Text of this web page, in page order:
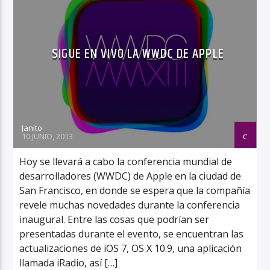
SIGUE EN VIVO LA WWDC DE APPLE
Janito
10 JUNIO, 2013
Hoy se llevará a cabo la conferencia mundial de
desarrolladores (WWDC) de Apple en la ciudad de
San Francisco, en donde se espera que la compañía
revele muchas novedades durante la conferencia
inaugural. Entre las cosas que podrían ser
presentadas durante el evento, se encuentran las
actualizaciones de iOS 7, OS X 10.9, una aplicación
llamada iRadio, así […]